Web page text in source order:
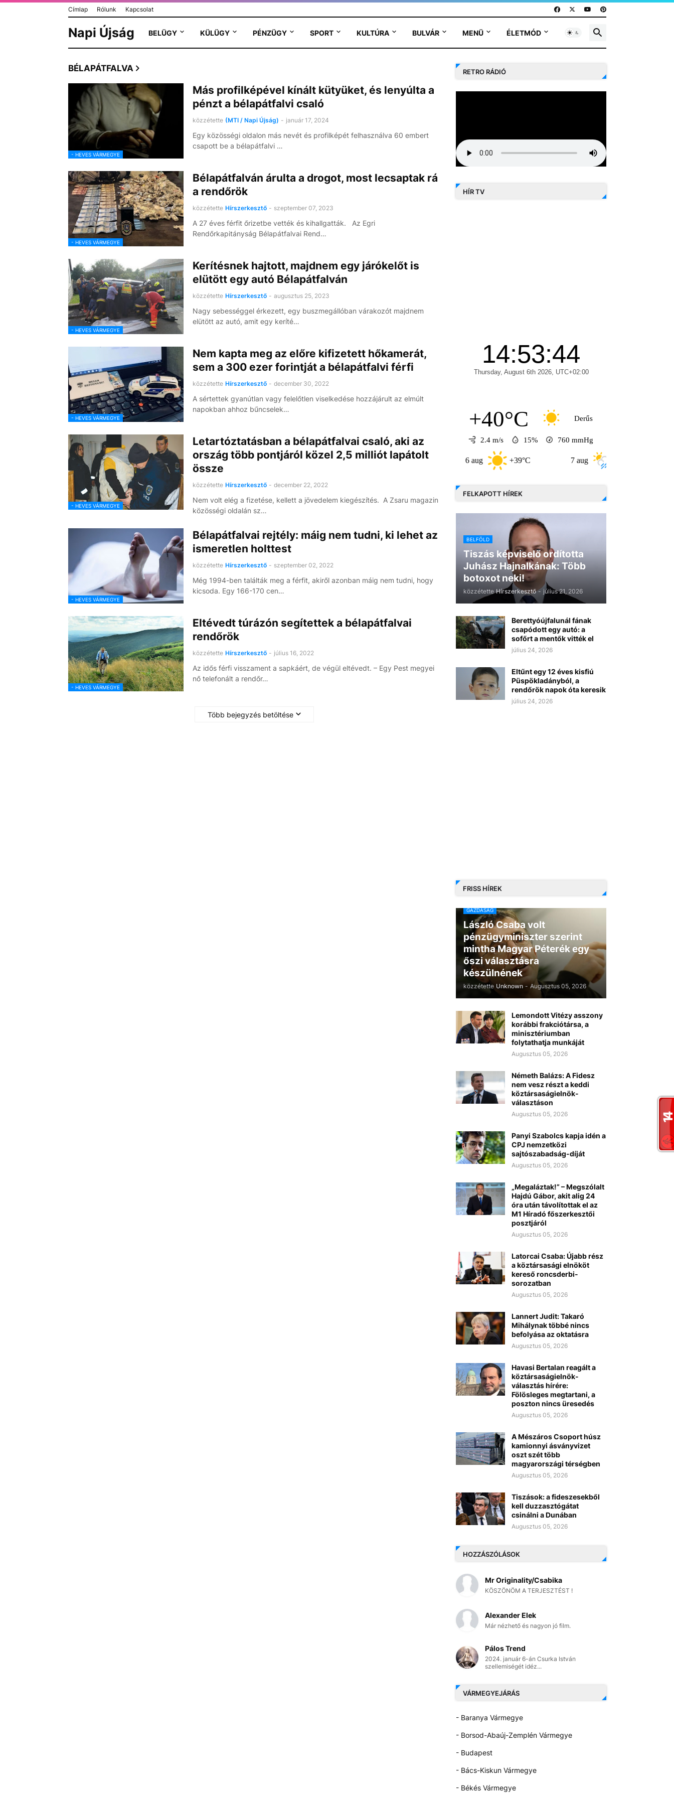
Címlap Rólunk Kapcsolat
Napi Újság BELÜGY KÜLÜGY PÉNZÜGY SPORT KULTÚRA BULVÁR MENÜ ÉLETMÓD
BÉLAPÁTFALVA
- HEVES VÁRMEGYE
Más profilképével kínált kütyüket, és lenyúlta a
pénzt a bélapátfalvi csaló
közzétette (MTI / Napi Újság) - január 17, 2024
Egy közösségi oldalon más nevét és profilképét felhasználva 60 embert
csapott be a bélapátfalvi …
- HEVES VÁRMEGYE
Bélapátfalván árulta a drogot, most lecsaptak rá
a rendőrök
közzétette Hírszerkesztő - szeptember 07, 2023
A 27 éves férfit őrizetbe vették és kihallgatták. Az Egri
Rendőrkapitányság Bélapátfalvai Rend…
- HEVES VÁRMEGYE
Kerítésnek hajtott, majdnem egy járókelőt is
elütött egy autó Bélapátfalván
közzétette Hírszerkesztő - augusztus 25, 2023
Nagy sebességgel érkezett, egy buszmegállóban várakozót majdnem
elütött az autó, amit egy keríté…
- HEVES VÁRMEGYE
Nem kapta meg az előre kifizetett hőkamerát,
sem a 300 ezer forintját a bélapátfalvi férfi
közzétette Hírszerkesztő - december 30, 2022
A sértettek gyanútlan vagy felelőtlen viselkedése hozzájárult az elmúlt
napokban ahhoz bűncselek…
- HEVES VÁRMEGYE
Letartóztatásban a bélapátfalvai csaló, aki az
ország több pontjáról közel 2,5 milliót lapátolt
össze
közzétette Hírszerkesztő - december 22, 2022
Nem volt elég a fizetése, kellett a jövedelem kiegészítés. A Zsaru magazin
közösségi oldalán sz…
- HEVES VÁRMEGYE
Bélapátfalvai rejtély: máig nem tudni, ki lehet az
ismeretlen holttest
közzétette Hírszerkesztő - szeptember 02, 2022
Még 1994-ben találták meg a férfit, akiről azonban máig nem tudni, hogy
kicsoda. Egy 166-170 cen…
- HEVES VÁRMEGYE
Eltévedt túrázón segítettek a bélapátfalvai
rendőrök
közzétette Hírszerkesztő - július 16, 2022
Az idős férfi visszament a sapkáért, de végül eltévedt. – Egy Pest megyei
nő telefonált a rendőr…
Több bejegyzés betöltése
RETRO RÁDIÓ
HÍR TV
+40°C Derűs
2.4 m/s 15% 760 mmHg
+39°C +32°C
FELKAPOTT HÍREK
BELFÖLD
Tiszás képviselő ordította
Juhász Hajnalkának: Több
botoxot neki!
közzétette Hírszerkesztő - július 21, 2026
Berettyóújfalunál fának
csapódott egy autó: a
sofőrt a mentők vitték el
július 24, 2026
Eltűnt egy 12 éves kisfiú
Püspökladányból, a
rendőrök napok óta keresik
július 24, 2026
FRISS HÍREK
GAZDASÁG
László Csaba volt
pénzügyminiszter szerint
mintha Magyar Péterék egy
őszi választásra
készülnének
közzétette Unknown - Augusztus 05, 2026
Lemondott Vitézy asszony
korábbi frakciótársa, a
minisztériumban
folytathatja munkáját
Augusztus 05, 2026
Németh Balázs: A Fidesz
nem vesz részt a keddi
köztársaságielnök-
választáson
Augusztus 05, 2026
Panyi Szabolcs kapja idén a
CPJ nemzetközi
sajtószabadság-díját
Augusztus 05, 2026
„Megaláztak!” – Megszólalt
Hajdú Gábor, akit alig 24
óra után távolítottak el az
M1 Híradó főszerkesztői
posztjáról
Augusztus 05, 2026
Latorcai Csaba: Újabb rész
a köztársasági elnököt
kereső roncsderbi-
sorozatban
Augusztus 05, 2026
Lannert Judit: Takaró
Mihálynak többé nincs
befolyása az oktatásra
Augusztus 05, 2026
Havasi Bertalan reagált a
köztársaságielnök-
választás hírére:
Fölösleges megtartani, a
poszton nincs üresedés
Augusztus 05, 2026
A Mészáros Csoport húsz
kamionnyi ásványvizet
oszt szét több
magyarországi térségben
Augusztus 05, 2026
Tiszások: a fideszesekből
kell duzzasztógátat
csinálni a Dunában
Augusztus 05, 2026
HOZZÁSZÓLÁSOK
Mr Originality/Csabika
KÖSZÖNÖM A TERJESZTÉST !
Alexander Elek
Már nézhető és nagyon jó film.
Pálos Trend
2024. január 6-án Csurka István
szellemiségét idéz...
VÁRMEGYEJÁRÁS
- Baranya Vármegye
- Borsod-Abaúj-Zemplén Vármegye
- Budapest
- Bács-Kiskun Vármegye
- Békés Vármegye